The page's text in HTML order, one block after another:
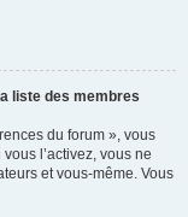
liste des membres
du forum », vous
vous l’activez, vous ne
et vous-même. Vous